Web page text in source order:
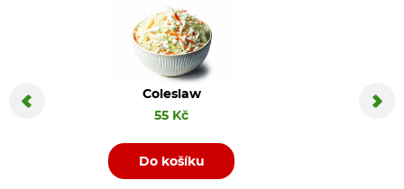
Coleslaw
55 Kč
Do košíku
Coca